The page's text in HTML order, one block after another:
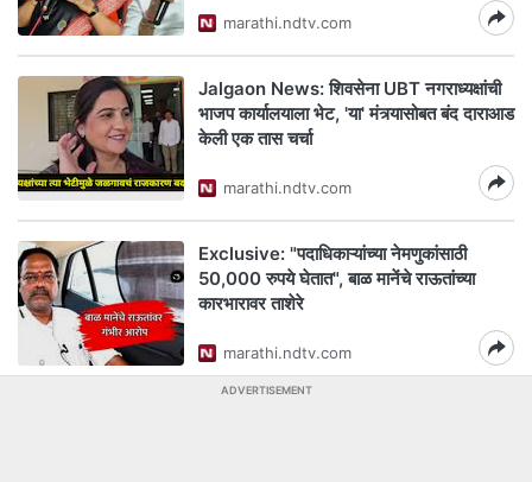
marathi.ndtv.com
Jalgaon News: शिवसेना UBT नगराध्यक्षांची
भाजप कार्यालयाला भेट, 'या' मंत्र्यासोबत बंद दाराआड
केली एक तास चर्चा
marathi.ndtv.com
Exclusive: "पदाधिकाऱ्यांच्या नेमणुकांसाठी
50,000 रुपये घेतात", बाळ मानेंचे राऊतांच्या
कारभारावर ताशेरे
marathi.ndtv.com
ADVERTISEMENT